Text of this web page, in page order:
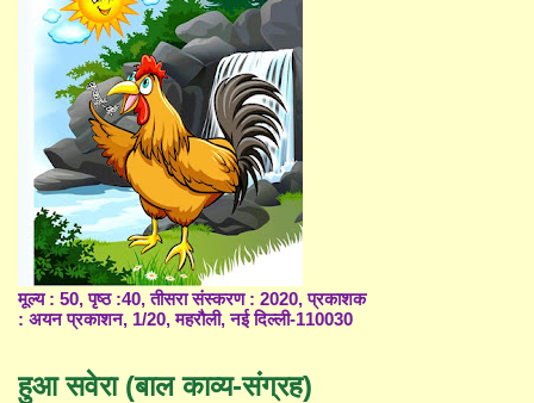
मूल्य : 50, पृष्ठ :40, तीसरा संस्करण : 2020, प्रकाशक
: अयन प्रकाशन, 1/20, महरौली, नई दिल्ली-110030
हुआ सवेरा (बाल काव्य-संग्रह)